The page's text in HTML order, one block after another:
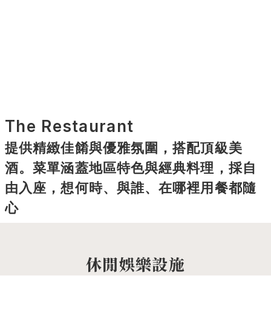
The Restaurant
提供精緻佳餚與優雅氛圍，搭配頂級美
酒。菜單涵蓋地區特色與經典料理，採自
由入座，想何時、與誰、在哪裡用餐都隨
心
休閒娛樂設施